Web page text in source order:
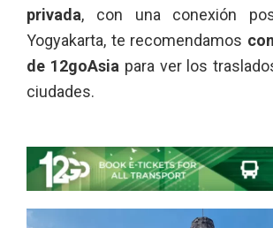
privada, con una conexión
Yogyakarta, te recomendamos
de 12goAsia para ver los
ciudades.